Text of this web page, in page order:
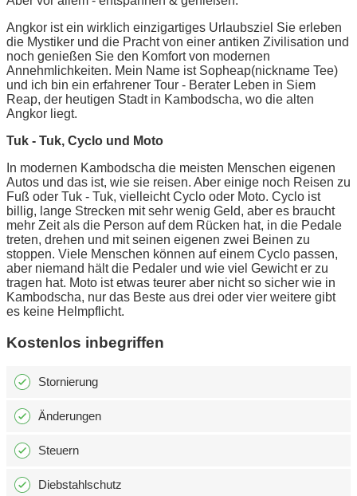
Angkor ist ein wirklich einzigartiges Urlaubsziel Sie erleben
die Mystiker und die Pracht von einer antiken Zivilisation und
noch genießen Sie den Komfort von modernen
Annehmlichkeiten. Mein Name ist Sopheap(nickname Tee)
und ich bin ein erfahrener Tour - Berater Leben in Siem
Reap, der heutigen Stadt in Kambodscha, wo die alten
Angkor liegt.
Tuk - Tuk, Cyclo und Moto
In modernen Kambodscha die meisten Menschen eigenen
Autos und das ist, wie sie reisen. Aber einige noch Reisen zu
Fuß oder Tuk - Tuk, vielleicht Cyclo oder Moto. Cyclo ist
billig, lange Strecken mit sehr wenig Geld, aber es braucht
mehr Zeit als die Person auf dem Rücken hat, in die Pedale
treten, drehen und mit seinen eigenen zwei Beinen zu
stoppen. Viele Menschen können auf einem Cyclo passen,
aber niemand hält die Pedaler und wie viel Gewicht er zu
tragen hat. Moto ist etwas teurer aber nicht so sicher wie in
Kambodscha, nur das Beste aus drei oder vier weitere gibt
es keine Helmpflicht.
Kostenlos inbegriffen
Stornierung
Änderungen
Steuern
Diebstahlschutz